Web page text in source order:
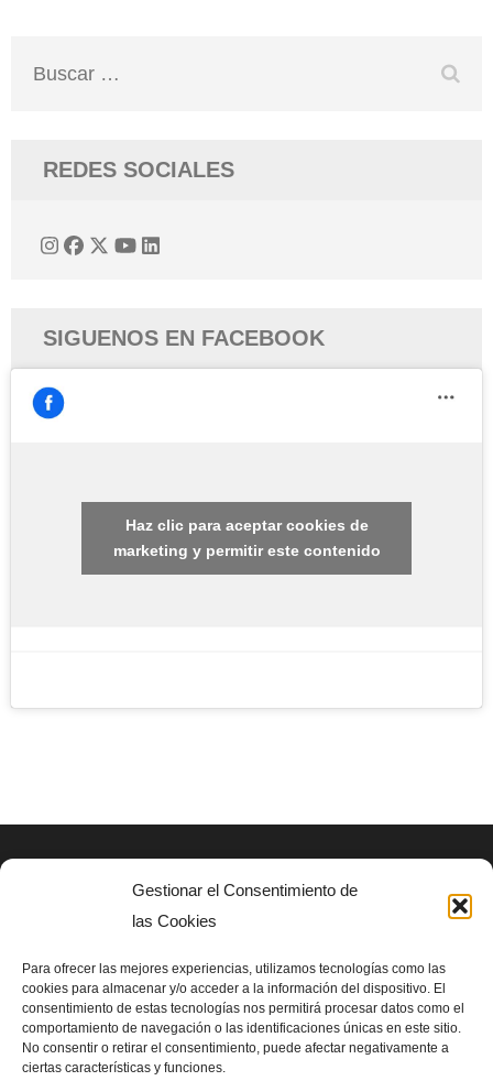
Gestionar el Consentimiento de
las Cookies
Para ofrecer las mejores experiencias, utilizamos tecnologías como las
cookies para almacenar y/o acceder a la información del dispositivo. El
consentimiento de estas tecnologías nos permitirá procesar datos como el
comportamiento de navegación o las identificaciones únicas en este sitio.
No consentir o retirar el consentimiento, puede afectar negativamente a
ciertas características y funciones.
REDES SOCIALES
SIGUENOS EN FACEBOOK
Haz clic para aceptar cookies de
marketing y permitir este contenido
AVISO LEGAL
SIGUENOS EN